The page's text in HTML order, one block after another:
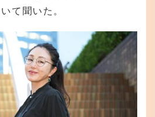
て聞いた。